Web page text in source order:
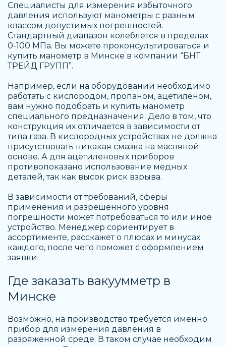
Специалисты для измерения избыточного
давления используют манометры с разным
классом допустимых погрешностей.
Стандартный диапазон колеблется в пределах
0-100 МПа. Вы можете проконсультироваться и
купить манометр в Минске в компании “БНТ
ТРЕЙД ГРУПП”.
Например, если на оборудовании необходимо
работать с кислородом, пропаном, ацетиленом,
вам нужно подобрать и купить манометр
специального предназначения. Дело в том, что
конструкция их отличается в зависимости от
типа газа. В кислородных устройствах не должна
присутствовать никакая смазка на масляной
основе. А для ацетиленовых приборов
противопоказано использование медных
деталей, так как высок риск взрыва.
В зависимости от требований, сферы
применения и разрешенного уровня
погрешности может потребоваться то или иное
устройство. Менеджер сориентирует в
ассортименте, расскажет о плюсах и минусах
каждого, после чего поможет с оформлением
заявки.
Где заказать вакуумметр в
Минске
Возможно, на производство требуется именно
прибор для измерения давления в
разряженной среде. В таком случае необходим